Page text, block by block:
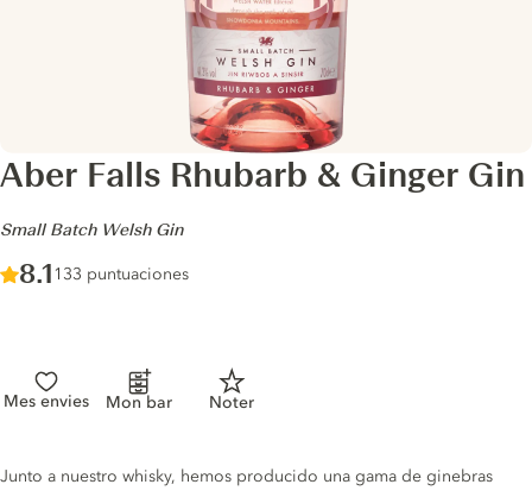
Aber Falls Rhubarb & Ginger Gin
-
Small Batch Welsh Gin
Score :
8.1/ 10
133 puntuaciones
Mes envies Mon bar Noter
Gin description
Junto a nuestro whisky, hemos producido una gama de ginebras